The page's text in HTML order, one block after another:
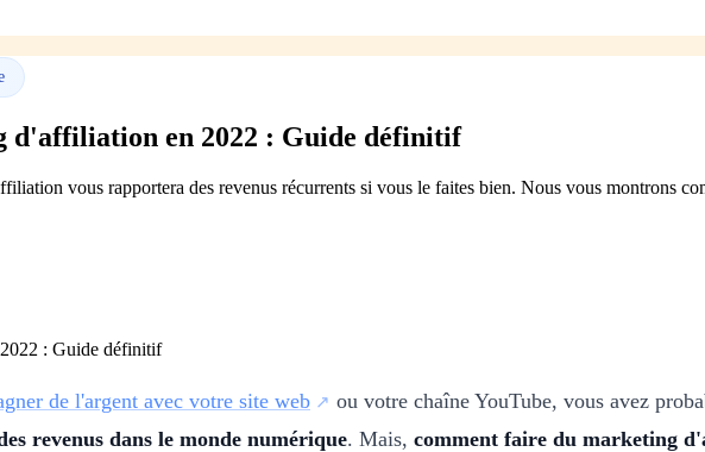
d'affiliation en 2022 : Guide définitif
vous rapportera des revenus récurrents si vous le faites bien. Nous vous montrons
de l'argent avec votre site web ou votre chaîne YouTube, vous avez
revenus dans le monde numérique. Mais, comment faire du marketing